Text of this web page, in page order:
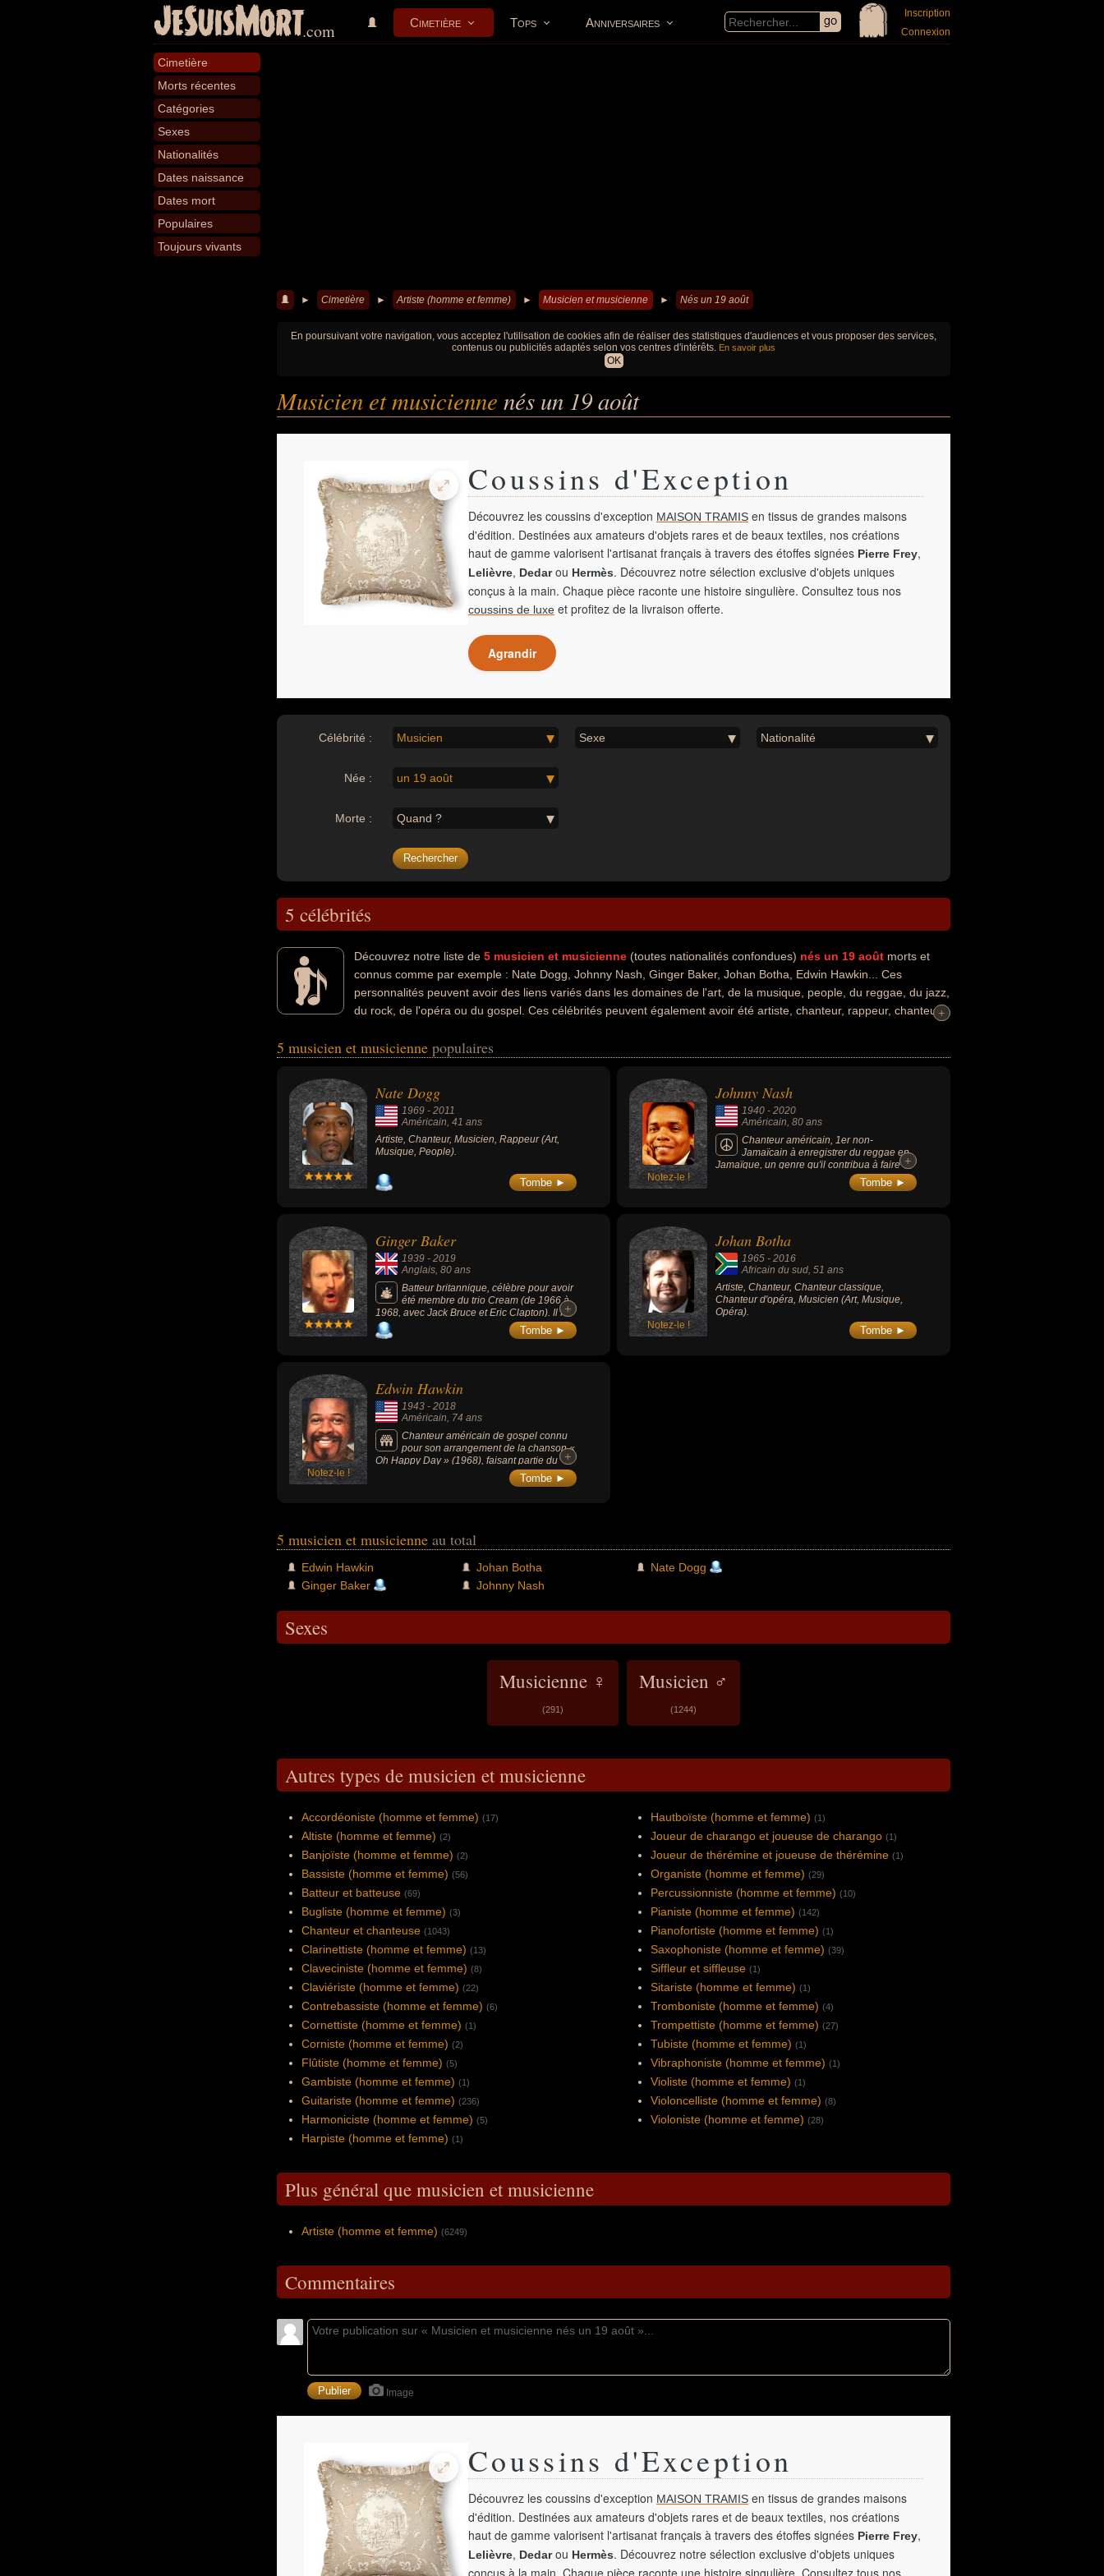
JeSuisMort.com Cimetière Tops Anniversaires
Inscription
Connexion
Cimetière
Morts récentes
Catégories
Sexes
Nationalités
Dates naissance
Dates mort
Populaires
Toujours vivants
► Cimetière ► Artiste (homme et femme) ► Musicien et musicienne ► Nés un 19 août
En poursuivant votre navigation, vous acceptez l'utilisation de cookies afin de réaliser des statistiques d'audiences et vous proposer des services,
contenus ou publicités adaptés selon vos centres d'intérêts. En savoir plus
OK
Musicien et musicienne nés un 19 août
Coussins d'Exception
Découvrez les coussins d'exception MAISON TRAMIS en tissus de grandes maisons
d'édition. Destinées aux amateurs d'objets rares et de beaux textiles, nos créations
haut de gamme valorisent l'artisanat français à travers des étoffes signées Pierre Frey,
Lelièvre, Dedarou Hermès. Découvrez notre sélection exclusive d'objets uniques
conçus à la main. Chaque pièce raconte une histoire singulière. Consultez tous nos
coussins de luxe et profitez de la livraison offerte.
Agrandir
Célébrité : Musicien Sexe Nationalité
Née : un 19 août
Morte : Quand ?
5 célébrités
Découvrez notre liste de 5 musicien et musicienne (toutes nationalités confondues) nés un 19 août morts et
connus comme par exemple : Nate Dogg, Johnny Nash, Ginger Baker, Johan Botha, Edwin Hawkin... Ces
personnalités peuvent avoir des liens variés dans les domaines de l'art, de la musique, people, du reggae, du jazz,
du rock, de l'opéra ou du gospel. Ces célébrités peuvent également avoir été artiste, chanteur, rappeur, chanteur
qui concerne leurs nationalités au moment de leurs morts, ils peuvent avoir été américain, anglais ou africain du sud par
+
+
5 musicien et musicienne populaires
Nate Dogg
1969 - 2011
Américain, 41 ans
Artiste, Chanteur, Musicien, Rappeur (Art,
Musique, People).
Tombe ► Notez-le !
Johnny Nash
1940 -2020
Américain, 80 ans
Chanteur américain, 1er non-
Jamaïcain à enregistrer du reggae en
Jamaïque, un genre qu'il contribua à faire
découvrir au grand public avec ses succès.
Son tube international « I Can See Clearly
+
+
Tombe ►
Ginger Baker
1939 - 2019
Anglais, 80 ans
Batteur britannique, célèbre pour avoir
été membre du trio Cream (de 1966 à
1968, avec Jack Bruce et Eric Clapton). Il fut
un des premiers musiciens de sa génération
à se tourner vers les sons africains.
+
+
Tombe ► Notez-le !
Johan Botha
1965 -2016
Africain du sud, 51 ans
Artiste, Chanteur, Chanteur classique,
Chanteur d'opéra, Musicien (Art, Musique,
Opéra).
Tombe ►
Notez-le !
Edwin Hawkin
1943 - 2018
Américain, 74 ans
Chanteur américain de gospel connu
pour son arrangement de la chanson «
Oh Happy Day » (1968), faisant partie du
Songs of the Century (les plus grandes
+
+
Tombe ►
5 musicien et musicienne au total
Edwin Hawkin
Ginger Baker
Johan Botha
Johnny Nash
Nate Dogg
Sexes
Musicienne ♀
(291)
Musicien ♂
(1244)
Autres types de musicien et musicienne
Accordéoniste (homme et femme) (17)
Altiste (homme et femme) (2)
Banjoïste (homme et femme) (2)
Bassiste (homme et femme) (56)
Batteur et batteuse (69)
Bugliste (homme et femme) (3)
Chanteur et chanteuse (1043)
Clarinettiste (homme et femme) (13)
Claveciniste (homme et femme) (8)
Claviériste (homme et femme) (22)
Contrebassiste (homme et femme) (6)
Cornettiste (homme et femme) (1)
Corniste (homme et femme) (2)
Flûtiste (homme et femme) (5)
Gambiste (homme et femme) (1)
Guitariste (homme et femme) (236)
Harmoniciste (homme et femme) (5)
Harpiste (homme et femme) (1)
Hautboïste (homme et femme) (1)
Joueur de charango et joueuse de charango (1)
Joueur de thérémine et joueuse de thérémine (1)
Organiste (homme et femme) (29)
Percussionniste (homme et femme) (10)
Pianiste (homme et femme) (142)
Pianofortiste (homme et femme) (1)
Saxophoniste (homme et femme) (39)
Siffleur et siffleuse (1)
Sitariste (homme et femme) (1)
Tromboniste (homme et femme) (4)
Trompettiste (homme et femme) (27)
Tubiste (homme et femme) (1)
Vibraphoniste (homme et femme) (1)
Violiste (homme et femme) (1)
Violoncelliste (homme et femme) (8)
Violoniste (homme et femme) (28)
Plus général que musicien et musicienne
Artiste (homme et femme) (6249)
Commentaires
Image
Coussins d'Exception
Découvrez les coussins d'exception MAISON TRAMIS en tissus de grandes maisons
d'édition. Destinées aux amateurs d'objets rares et de beaux textiles, nos créations
haut de gamme valorisent l'artisanat français à travers des étoffes signées Pierre Frey,
Lelièvre, Dedarou Hermès. Découvrez notre sélection exclusive d'objets uniques
conçus à la main. Chaque pièce raconte une histoire singulière. Consultez tous nos